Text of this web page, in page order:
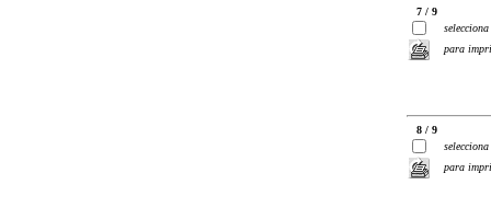
7 / 9
selecciona
para
8 / 9
selecciona
para